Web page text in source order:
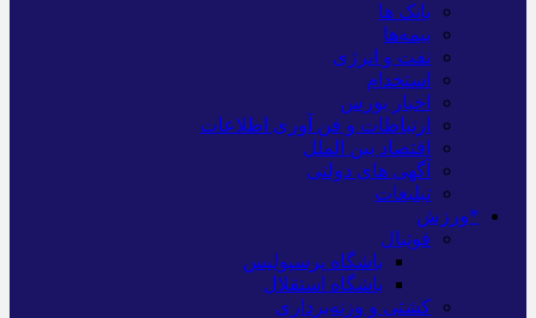
بانک ها
بیمه‌ها
نفت و انرژی
استخدام
اخبار بورس
ارتباطات و فن آوری اطلاعات
اقتصاد بین الملل
آگهی های دولتی
تبلیغات
*ورزش
فوتبال
باشگاه پرسپولیس
باشگاه استقلال
کشتی و وزنه‌برداری